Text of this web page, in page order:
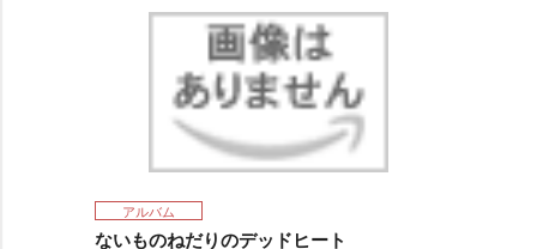
e
アルバム
ないものねだりのデッドヒート